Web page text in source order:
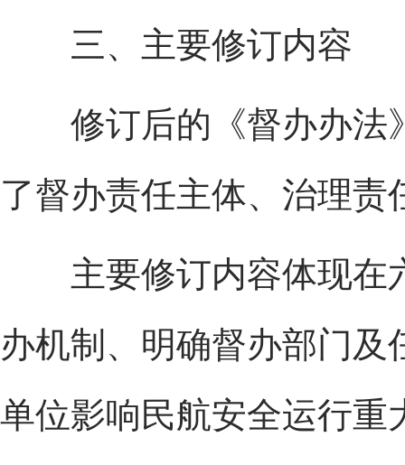
三、主要修订内容
修订后的《督办办法
了督办责任主体、治理
主要修订内容体现在
办机制、明确督办部门
单位影响民航安全运行重